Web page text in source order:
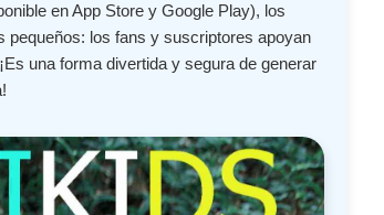
en App Store y Google Play), los
pequeños: los fans y suscriptores apoyan
una forma divertida y segura de generar